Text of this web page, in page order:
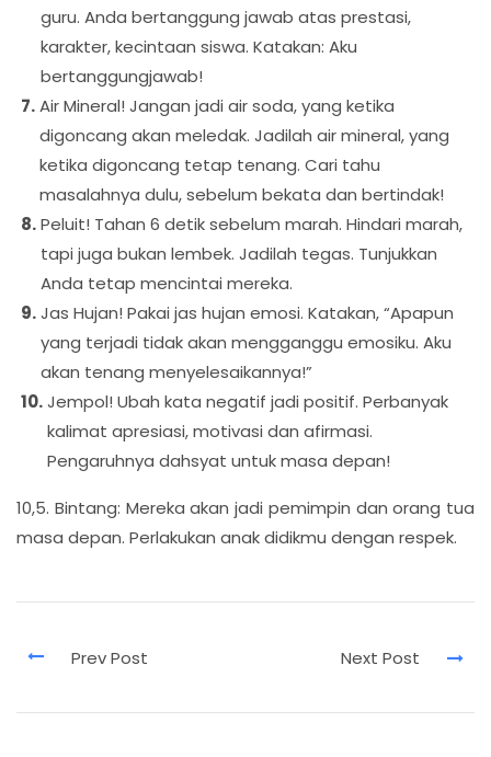
guru. Anda bertanggung jawab atas prestasi,
karakter, kecintaan siswa. Katakan: Aku
bertanggungjawab!
Air Mineral! Jangan jadi air soda, yang ketika
digoncang akan meledak. Jadilah air mineral, yang
ketika digoncang tetap tenang. Cari tahu
masalahnya dulu, sebelum bekata dan bertindak!
Peluit! Tahan 6 detik sebelum marah. Hindari marah,
tapi juga bukan lembek. Jadilah tegas. Tunjukkan
Anda tetap mencintai mereka.
Jas Hujan! Pakai jas hujan emosi. Katakan, “Apapun
yang terjadi tidak akan mengganggu emosiku. Aku
akan tenang menyelesaikannya!”
Jempol! Ubah kata negatif jadi positif. Perbanyak
kalimat apresiasi, motivasi dan afirmasi.
Pengaruhnya dahsyat untuk masa depan!
10,5. Bintang: Mereka akan jadi pemimpin dan orang tua
masa depan. Perlakukan anak didikmu dengan respek.